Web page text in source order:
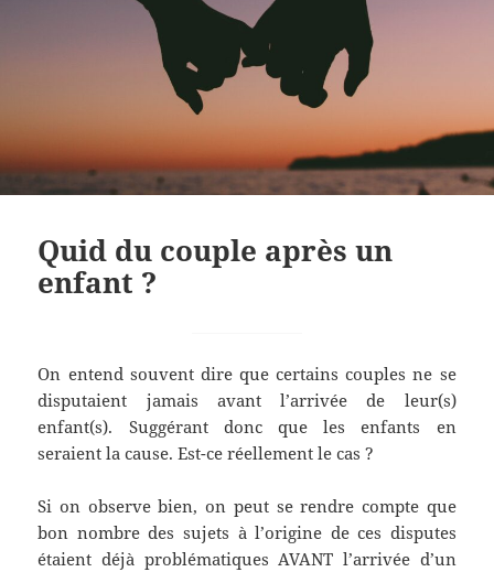
Quid du couple après un
enfant ?
On entend souvent dire que certains couples ne se
disputaient jamais avant l’arrivée de leur(s)
enfant(s). Suggérant donc que les enfants en
seraient la cause. Est-ce réellement le cas ?
Si on observe bien, on peut se rendre compte que
bon nombre des sujets à l’origine de ces disputes
étaient déjà problématiques AVANT l’arrivée d’un